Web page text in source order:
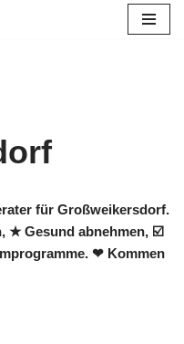
für Großweikersdorf.
★ Gesund abnehmen, ☑️
❤ Kommen